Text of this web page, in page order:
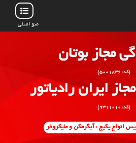
منو اصلی
مجاز بوتان
(کد: ۵۰۰۱۸۳۶)
ایران رادیاتور
(کد: ۹۳۱۱۰۱۰)
انواع پکیج ، آبگرمکن و مایکروفر